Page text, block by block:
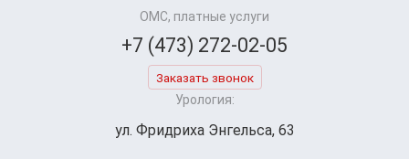
ОМС, платные услуги
+7 (473) 272-02-05
Заказать звонок
Урология:
ул. Фридриха Энгельса, 63